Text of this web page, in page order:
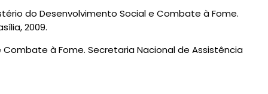
do Desenvolvimento Social e Combate à Fome.
2009.
Combate à Fome. Secretaria Nacional de Assistência